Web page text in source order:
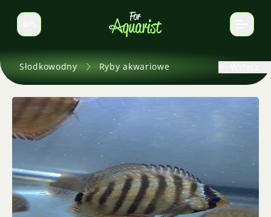
Zmień język
Słodkowodny Ryby akwariowe